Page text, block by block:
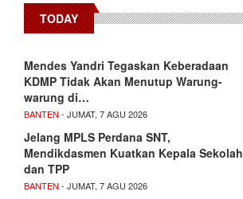
TODAY
Mendes Yandri Tegaskan Keberadaan
KDMP Tidak Akan Menutup Warung-
warung di…
BANTEN - JUMAT, 7 AGU 2026
Jelang MPLS Perdana SNT,
Mendikdasmen Kuatkan Kepala Sekolah
dan TPP
BANTEN - JUMAT, 7 AGU 2026